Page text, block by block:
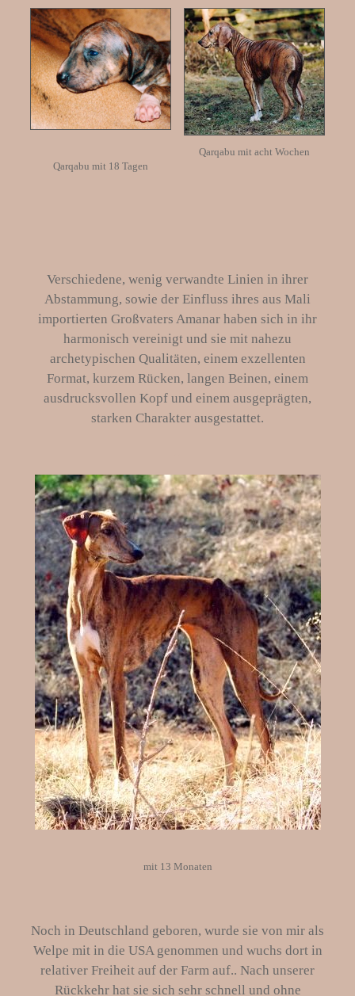
Qarqabu mit 18 Tagen
Qarqabu mit acht Wochen
Verschiedene, wenig verwandte Linien in ihrer
Abstammung, sowie der Einfluss ihres aus Mali
importierten Großvaters Amanar haben sich in ihr
harmonisch vereinigt und sie mit nahezu
archetypischen Qualitäten, einem exzellenten
Format, kurzem Rücken, langen Beinen, einem
ausdrucksvollen Kopf und einem ausgeprägten,
starken Charakter ausgestattet.
mit 13 Monaten
Noch in Deutschland geboren, wurde sie von mir als
Welpe mit in die USA genommen und wuchs dort in
relativer Freiheit auf der Farm auf.. Nach unserer
Rückkehr hat sie sich sehr schnell und ohne